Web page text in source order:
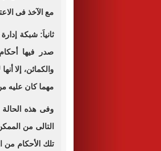
مع الآخذ فى
ثانياَ: شبكة
صدر فيها
والكمائن، إلا
مهما كان عليه
وفى هذه
التالى من
تلك الأحكام من